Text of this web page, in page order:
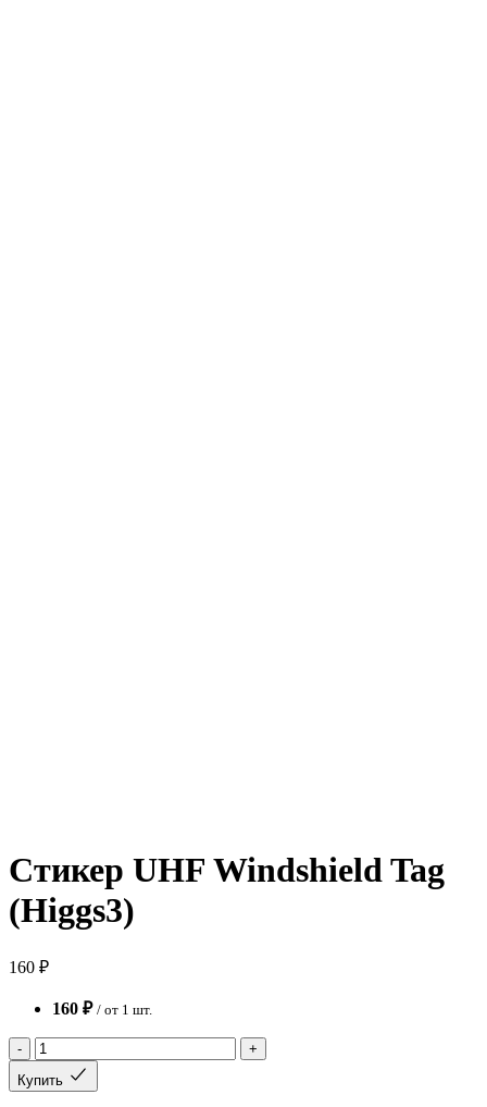
Стикер UHF Windshield Tag
(Higgs3)
160 ₽
160 ₽ / от 1 шт.
-
+
Купить